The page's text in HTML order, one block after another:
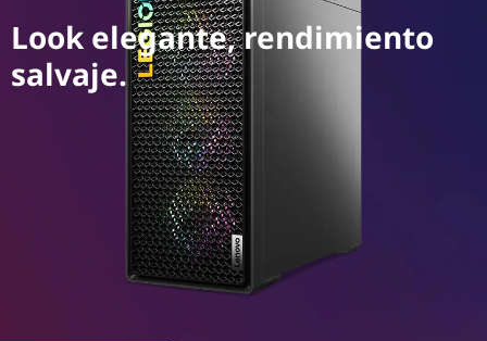
Look elegante, rendimiento
salvaje.